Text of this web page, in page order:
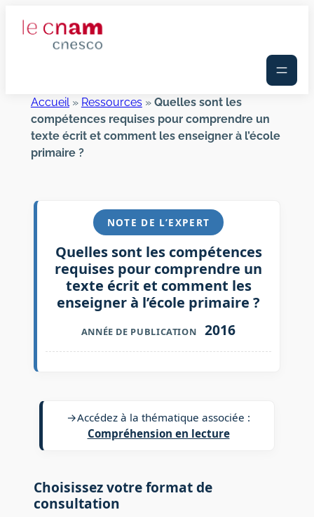
Accueil» Ressources» Quelles sont les
compétences requises pour comprendre un
texte écrit et comment les enseigner à l’école
primaire ?
NOTE DE L’EXPERT
Quelles sont les compétences
requises pour comprendre un
texte écrit et comment les
enseigner à l’école primaire ?
ANNÉE DE PUBLICATION 2016
→Accédez à la thématique associée :
Compréhension en lecture
Choisissez votre format de
consultation